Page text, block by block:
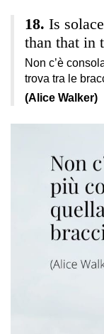
Is
than that in
Non c’è
trova tra le
(Alice Walker)